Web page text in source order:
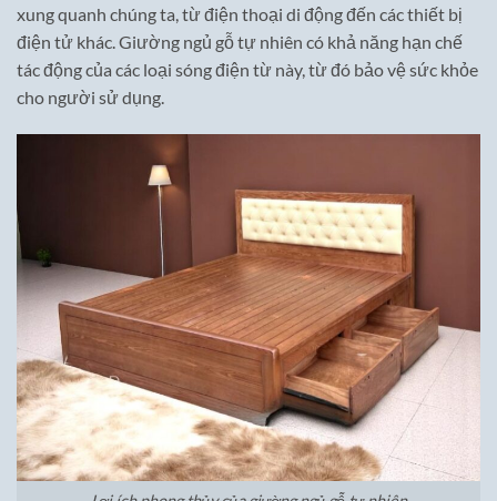
xung quanh chúng ta, từ điện thoại di động đến các thiết bị
điện tử khác. Giường ngủ gỗ tự nhiên có khả năng hạn chế
tác động của các loại sóng điện từ này, từ đó bảo vệ sức khỏe
cho người sử dụng.